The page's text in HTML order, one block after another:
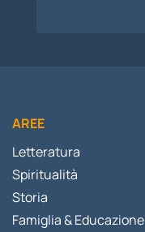
AREE
Letteratura
Spiritualità
Storia
Famiglia & Educazione